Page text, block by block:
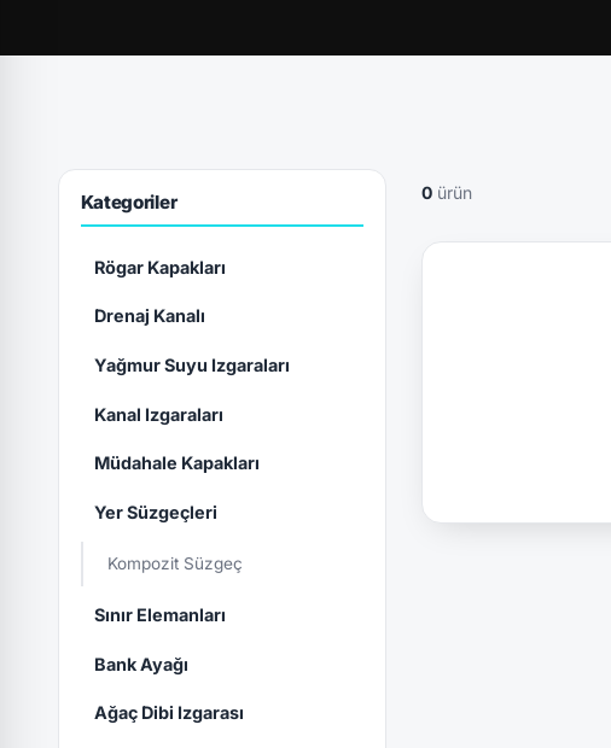
Kategoriler
Rögar Kapakları
Drenaj Kanalı
Yağmur Suyu Izgaraları
Kanal Izgaraları
Müdahale Kapakları
Yer Süzgeçleri
Kompozit Süzgeç
Sınır Elemanları
Bank Ayağı
Ağaç Dibi Izgarası
0ürün